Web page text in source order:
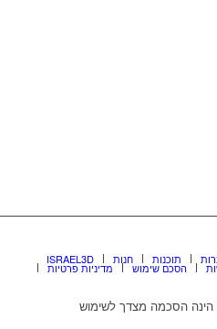
ISRAEL3D חנות תוכנות
מדיניות פרטיות הסכם שימוש
הסכמה מצדך לשימוש